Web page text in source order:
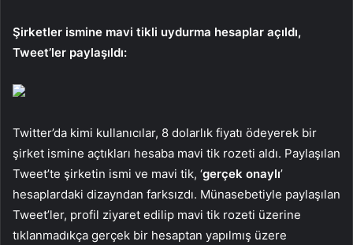
Şirketler ismine mavi tikli uydurma hesaplar açıldı,
Tweet’ler paylaşıldı:
Twitter’da kimi kullanıcılar, 8 dolarlık fiyatı ödeyerek bir
şirket ismine açtıkları hesaba mavi tik rozeti aldı. Paylaşılan
Tweet’te şirketin ismi ve mavi tik, ‘gerçek onaylı’
hesaplardaki dizayndan farksızdı. Münasebetiyle paylaşılan
Tweet’ler, profil ziyaret edilip mavi tik rozeti üzerine
tıklanmadıkça gerçek bir hesaptan yapılmış üzere